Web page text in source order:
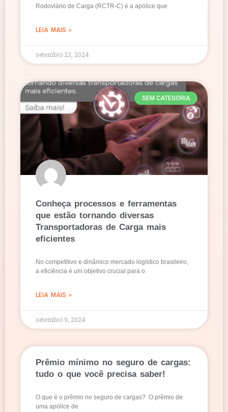
Rodoviário de Carga (RCTR-C) é a apólice que
LEIA MAIS »
setembro 23, 2024
SEM CATEGORIA
Conheça processos e ferramentas
que estão tornando diversas
Transportadoras de Carga mais
eficientes
No competitivo e dinâmico mercado logístico brasileiro,
a eficiência é um objetivo crucial para o
LEIA MAIS »
setembro 9, 2024
Prêmio mínimo no seguro de cargas:
tudo o que você precisa saber!
O que é o prêmio no seguro de cargas? O prêmio de
uma apólice de